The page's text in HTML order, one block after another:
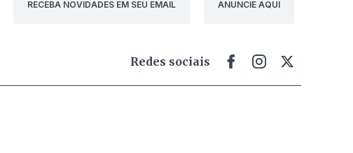
RECEBA NOVIDADES EM SEU EMAIL ANUNCIE AQUI
Redes sociais